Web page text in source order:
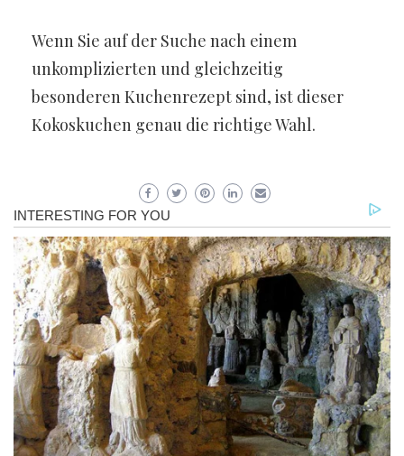
Wenn Sie auf der Suche nach einem
unkomplizierten und gleichzeitig
besonderen Kuchenrezept sind, ist dieser
Kokoskuchen genau die richtige Wahl.